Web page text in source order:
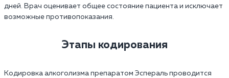
дней. Врач оценивает общее состояние пациента и исключает
возможные противопоказания.
Этапы кодирования
Кодировка алкоголизма препаратом Эспераль проводится